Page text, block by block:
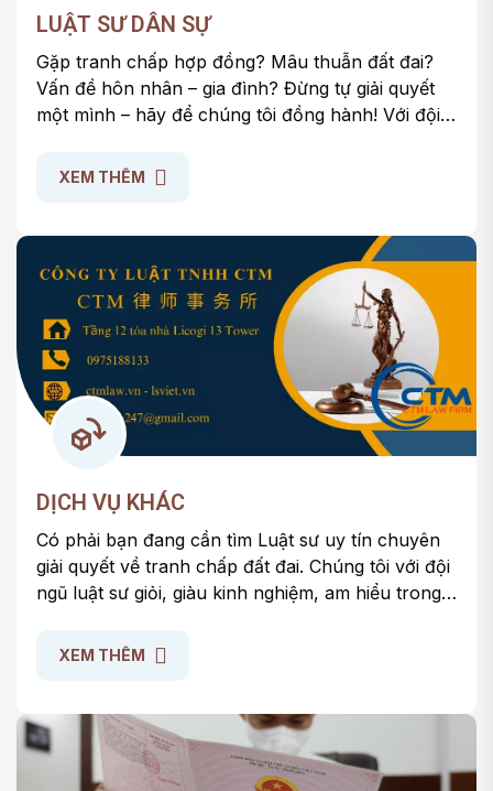
LUẬT SƯ DÂN SỰ
Gặp tranh chấp hợp đồng? Mâu thuẫn đất đai?
Vấn đề hôn nhân – gia đình? Đừng tự giải quyết
một mình – hãy để chúng tôi đồng hành! Với đội
trợ bạn:
XEM THÊM
DỊCH VỤ KHÁC
Có phải bạn đang cần tìm Luật sư uy tín chuyên
giải quyết về tranh chấp đất đai. Chúng tôi với đội
ngũ luật sư giỏi, giàu kinh nghiệm, am hiểu trong
kết sẽ mang lại sự hài lòng nhất đến với Quý
XEM THÊM